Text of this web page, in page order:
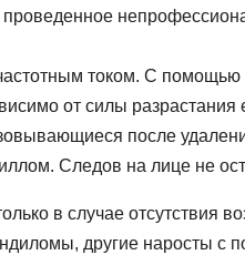
проведенное
током. С помощью
от силы разрастания
после
Следов на лице не
в случае отсутствия
другие наросты с